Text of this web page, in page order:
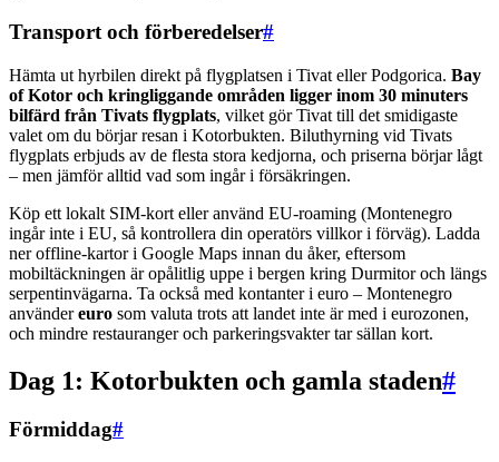
Transport och förberedelser#
Hämta ut hyrbilen direkt på flygplatsen i Tivat eller Podgorica. Bay
of Kotor och kringliggande områden ligger inom 30 minuters
bilfärd från Tivats flygplats, vilket gör Tivat till det smidigaste
valet om du börjar resan i Kotorbukten. Biluthyrning vid Tivats
flygplats erbjuds av de flesta stora kedjorna, och priserna börjar lågt
– men jämför alltid vad som ingår i försäkringen.
Köp ett lokalt SIM-kort eller använd EU-roaming (Montenegro
ingår inte i EU, så kontrollera din operatörs villkor i förväg). Ladda
ner offline-kartor i Google Maps innan du åker, eftersom
mobiltäckningen är opålitlig uppe i bergen kring Durmitor och längs
serpentinvägarna. Ta också med kontanter i euro – Montenegro
användereuro som valuta trots att landet inte är med i eurozonen,
och mindre restauranger och parkeringsvakter tar sällan kort.
Dag 1: Kotorbukten och gamla staden#
Förmiddag#